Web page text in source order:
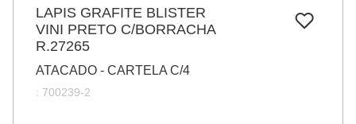
LAPIS GRAFITE BLISTER
VINI PRETO C/BORRACHA
R.27265
ATACADO - CARTELA C/4
: 700239-2
papel
cola
barbante
º havaianas